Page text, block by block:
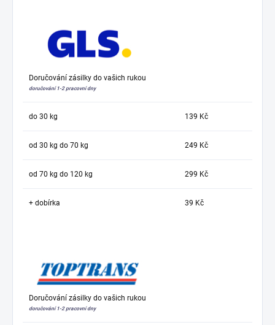
Doručování zásilky do vašich rukou
doručování 1-2 pracovní dny
do 30 kg 139 Kč
od 30 kg do 70 kg 249 Kč
od 70 kg do 120 kg 299 Kč
+ dobírka 39 Kč
Doručování zásilky do vašich rukou
doručování 1-2 pracovní dny